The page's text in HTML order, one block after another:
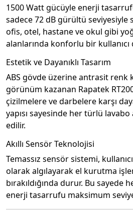
1500 Watt gücüyle enerji
sadece 72 dB gürültü seviyesiyle
ofis, otel, hastane ve okul gibi
alanlarında konforlu bir kullanıcı
Estetik ve Dayanıklı Tasarım
ABS gövde üzerine antrasit
görünüm kazanan Rapatek
çizilmelere ve darbelere karşı
yapısı sayesinde her türlü
edilir.
Akıllı Sensör Teknolojisi
Temassız sensör sistemi,
olarak algılayarak el kurutma
bırakıldığında durur. Bu sayede
enerji tasarrufu maksimum